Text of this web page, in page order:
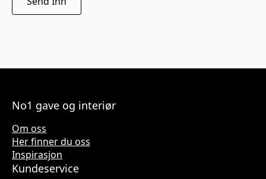
No1 gave og interiør
Om oss
Her finner du oss
Inspirasjon
Kundeservice